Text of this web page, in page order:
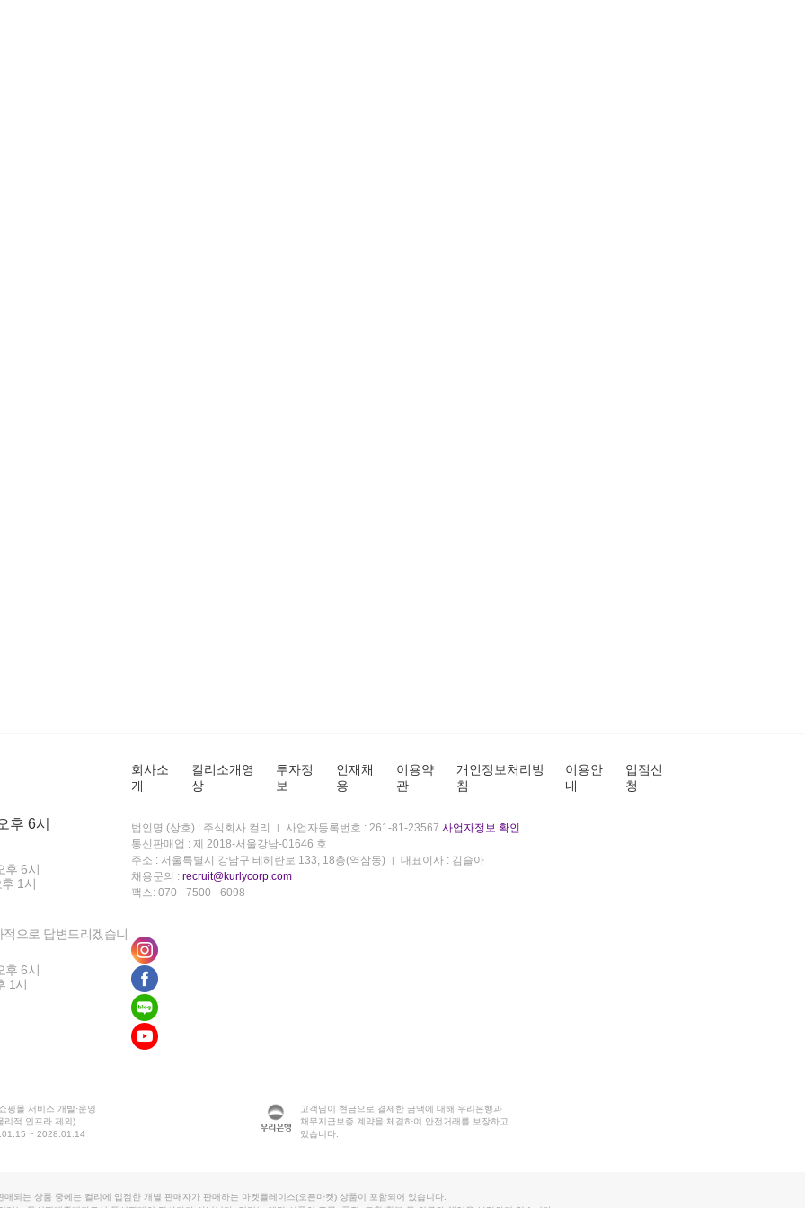
후 6시
후 6시
1시
으로 답변드리겠습니
후 6시
1시
회사소
개
컬리소개영
상
투자정
보
인재채
용
이용약
관
개인정보처리방
침
이용안
내
입점신
청
법인명 (상호) : 주식회사 컬리 사업자등록번호 : 261-81-23567 사업자정보 확인
통신판매업 : 제 2018-서울강남-01646 호
주소 : 서울특별시 강남구 테헤란로 133, 18층(역삼동)
대표이사 : 김슬아
채용문의 : recruit@kurlycorp.com
팩스: 070 - 7500 - 6098
핑몰 서비스 개발·운영
리적 인프라 제외)
~ 2028.01.14
고객님이 현금으로 결제한 금액에 대해 우리은행과
채무지급보증 계약을 체결하여 안전거래를 보장하고
있습니다.
매되는 상품 중에는 컬리에 입점한 개별 판매자가 판매하는 마켓플레이스(오픈마켓) 상품이 포함되어 있습니다.